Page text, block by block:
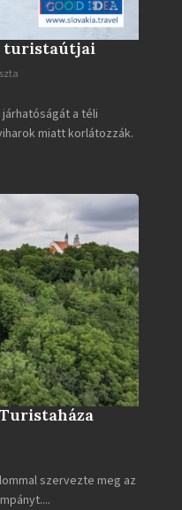
turistaútjai
a téli
miatt korlátozzák.
szervezte meg az